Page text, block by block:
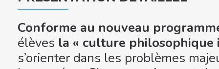
Conforme au nouveau
élèves la « culture philosophique
s’orienter dans les problèmes